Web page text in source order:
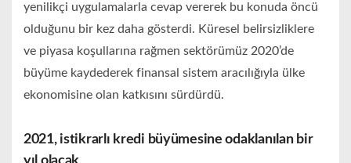
yenilikçi uygulamalarla cevap vererek bu konuda öncü
olduğunu bir kez daha gösterdi. Küresel belirsizliklere
ve piyasa koşullarına rağmen sektörümüz 2020’de
büyüme kaydederek finansal sistem aracılığıyla ülke
ekonomisine olan katkısını sürdürdü.
2021, istikrarlı kredi büyümesine odaklanılan bir